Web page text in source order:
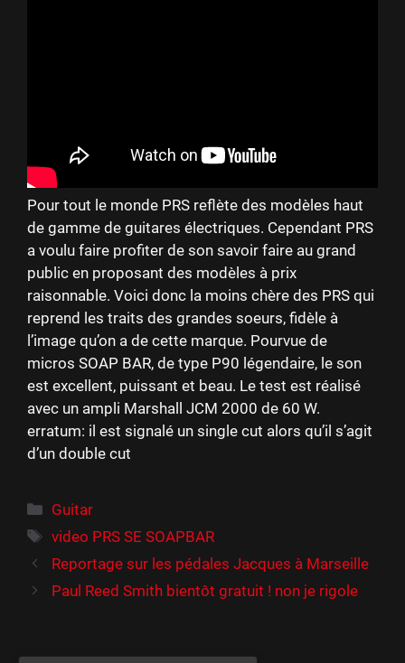
Pour tout le monde PRS reflète des modèles haut
de gamme de guitares électriques. Cependant PRS
a voulu faire profiter de son savoir faire au grand
public en proposant des modèles à prix
raisonnable. Voici donc la moins chère des PRS qui
reprend les traits des grandes soeurs, fidèle à
l’image qu’on a de cette marque. Pourvue de
micros SOAP BAR, de type P90 légendaire, le son
est excellent, puissant et beau. Le test est réalisé
avec un ampli Marshall JCM 2000 de 60 W.
erratum: il est signalé un single cut alors qu’il s’agit
d’un double cut
Catégories
Guitar
Étiquettes
video PRS SE SOAPBAR
Reportage sur les pédales Jacques à Marseille
Paul Reed Smith bientôt gratuit ! non je rigole